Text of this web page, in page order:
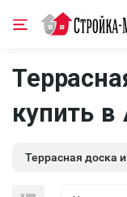
купить в
Террасная доска